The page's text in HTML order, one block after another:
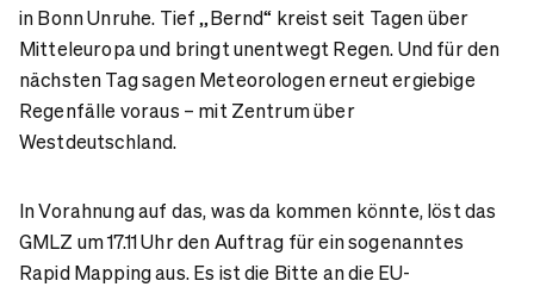
in Bonn Unruhe. Tief „Bernd“ kreist seit Tagen über
Mitteleuropa und bringt unentwegt Regen. Und für den
nächsten Tag sagen Meteorologen erneut ergiebige
Regenfälle voraus – mit Zentrum über
Westdeutschland.
In Vorahnung auf das, was da kommen könnte, löst das
GMLZ um 17.11 Uhr den Auftrag für ein sogenanntes
Rapid Mapping aus. Es ist die Bitte an die EU-